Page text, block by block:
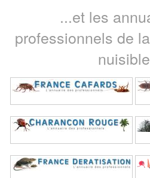
...et les
professionnels de